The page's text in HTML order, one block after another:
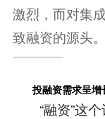
激烈，而对集
致融资的源头。
投融资需求呈增
“融资”这个